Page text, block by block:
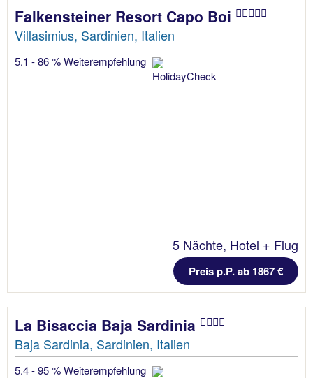
Falkensteiner Resort Capo Boi
Villasimius, Sardinien, Italien
5.1 - 86 % Weiterempfehlung
5 Nächte, Hotel + Flug
Preis p.P. ab 1867 €
La Bisaccia Baja Sardinia
Baja Sardinia, Sardinien, Italien
5.4 - 95 % Weiterempfehlung